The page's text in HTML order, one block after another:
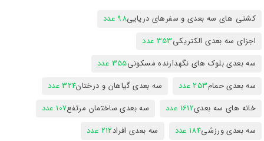
کشتی های سه بعدی و سفرهای دریایی98 عدد
اجزای سه بعدی الکتریکی353 عدد
سه بعدی بلوک های نگهدارنده مسکونی355 عدد
سه بعدی حمام253 عدد سه بعدی گیاهان و درختان324 عدد
خانه های سه بعدی1612 عدد سه بعدی ساختمان مرتفع107 عدد
سه بعدی ورزشی184 عدد سه بعدی افراد212 عدد